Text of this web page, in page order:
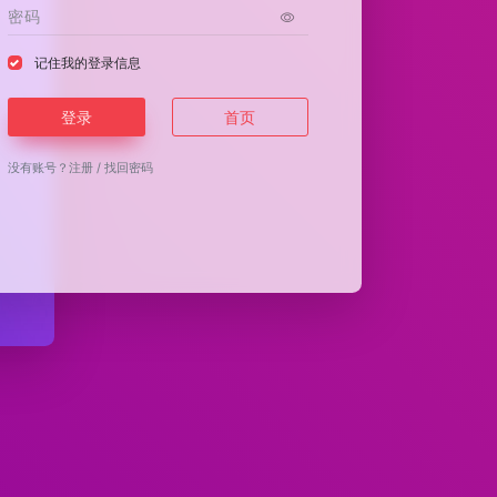
记住我的登录信息
登录 首页
没有账号？注册 /找回密码